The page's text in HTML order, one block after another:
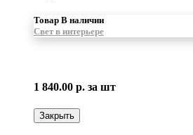
Товар В наличии
Свет в интерьере
1 840.00 р. за шт
Закрыть